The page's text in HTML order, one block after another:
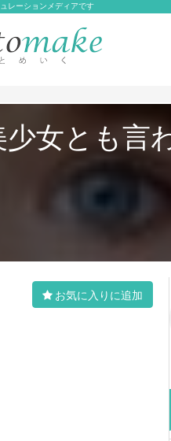
レーションメディアです
女とも言
お気に入りに追加